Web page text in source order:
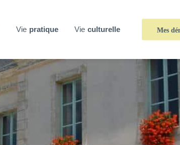
Vie pratique Vie culturelle Mes